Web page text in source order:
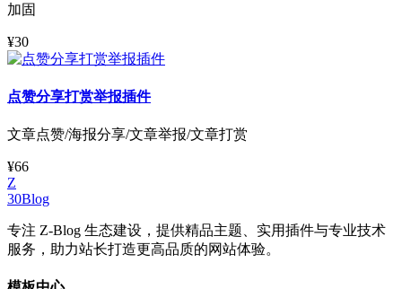
加固
¥30
点赞分享打赏举报插件
文章点赞/海报分享/文章举报/文章打赏
¥66
Z
30Blog
专注 Z-Blog 生态建设，提供精品主题、实用插件与专业技术
服务，助力站长打造更高品质的网站体验。